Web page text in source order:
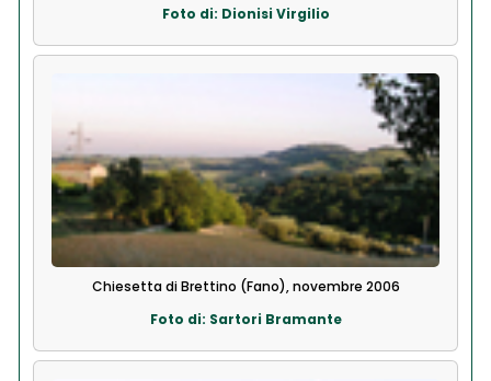
Foto di: Dionisi Virgilio
Chiesetta di Brettino (Fano), novembre 2006
Foto di: Sartori Bramante